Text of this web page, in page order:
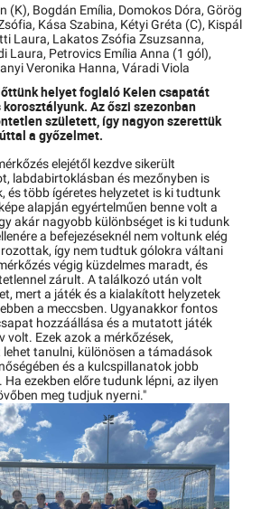
(K), Bogdán Emília, Domokos Dóra, Görög
Kása Szabina, Kétyi Gréta (C), Kispál
Laura, Lakatos Zsófia Zsuzsanna,
Laura, Petrovics Emília Anna (1 gól),
Veronika Hanna, Váradi Viola
helyet foglaló Kelen csapatát
Az őszi szezonban
született, így nagyon szerettük
a győzelmet.
elejétől kezdve sikerült
labdabirtoklásban és mezőnyben is
és több ígéretes helyzetet is ki tudtunk
alapján egyértelműen benne volt a
akár nagyobb különbséget is ki tudunk
a befejezéseknél nem voltunk elég
így nem tudtuk gólokra váltani
végig küzdelmes maradt, és
zárult. A találkozó után volt
mert a játék és a kialakított helyzetek
a meccsben. Ugyanakkor fontos
hozzáállása és a mutatott játék
volt. Ezek azok a mérkőzések,
tanulni, különösen a támadások
és a kulcspillanatok jobb
ezekben előre tudunk lépni, az ilyen
meg tudjuk nyerni."